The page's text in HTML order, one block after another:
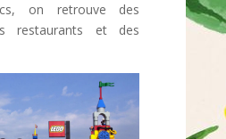
on retrouve des
restaurants et des